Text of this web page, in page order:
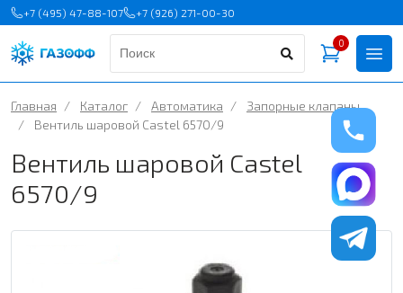
+7 (495) 47-88-107 +7 (926) 271-00-30
0
Главная / Каталог / Автоматика /
Запорные клапаны
/
Вентиль шаровой Castel 6570/9
Вентиль шаровой Castel
6570/9